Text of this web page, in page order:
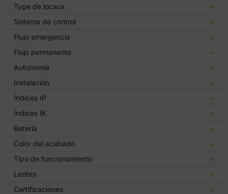
Type de locaux
Sistema de control
Flujo emergencia
Flujo permanente
Autonomía
Instalación
Índices IP
Índices IK
Batería
Color del acabado
Tipo de funcionamiento
Lentes
Certificaciones